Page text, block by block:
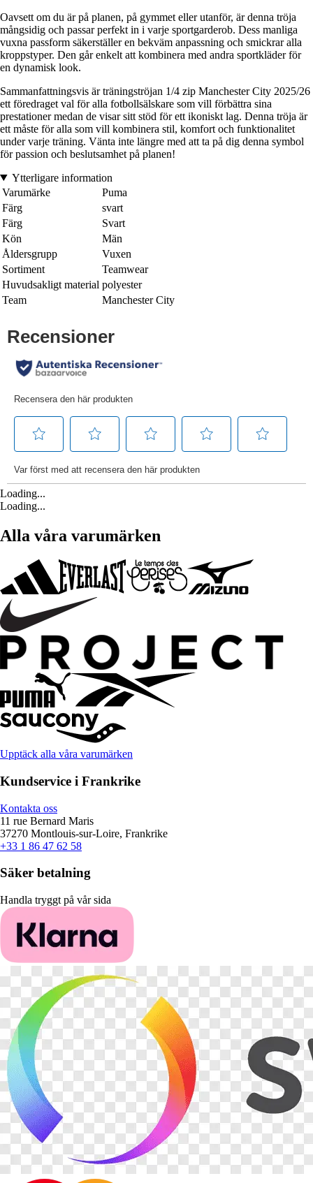
Oavsett om du är på planen, på gymmet eller utanför, är denna tröja
mångsidig och passar perfekt in i varje sportgarderob. Dess manliga
vuxna passform säkerställer en bekväm anpassning och smickrar alla
kroppstyper. Den går enkelt att kombinera med andra sportkläder för
en dynamisk look.
Sammanfattningsvis är träningströjan 1/4 zip Manchester City 2025/26
ett föredraget val för alla fotbollsälskare som vill förbättra sina
prestationer medan de visar sitt stöd för ett ikoniskt lag. Denna tröja är
ett måste för alla som vill kombinera stil, komfort och funktionalitet
under varje träning. Vänta inte längre med att ta på dig denna symbol
för passion och beslutsamhet på planen!
Ytterligare information
Varumärke
Puma
Färg
svart
Färg
Svart
Kön
Män
Åldersgrupp
Vuxen
Sortiment
Teamwear
Huvudsakligt material polyester
Team
Manchester City
Loading...
Loading...
Alla våra varumärken
Upptäck alla våra varumärken
Kundservice i Frankrike
Kontakta oss
11 rue Bernard Maris
37270 Montlouis-sur-Loire, Frankrike
+33 1 86 47 62 58
Säker betalning
Handla tryggt på vår sida